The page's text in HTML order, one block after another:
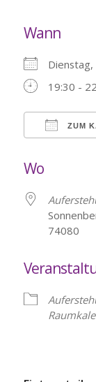
Wann
19:30 -
ZUM
Wo
74080